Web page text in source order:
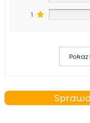
1
Pokaz